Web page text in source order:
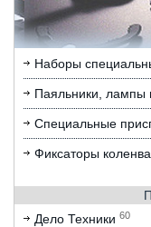
Наборы
Паяльники, лампы
Специальные
Фиксаторы
Дело Техники 60